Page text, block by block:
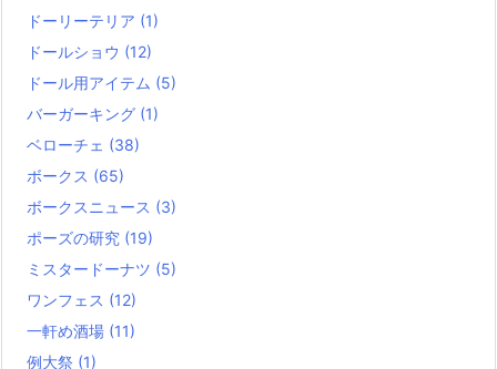
ドーリーテリア (1)
ドールショウ (12)
ドール用アイテム (5)
バーガーキング (1)
ベローチェ (38)
ボークス (65)
ボークスニュース (3)
ポーズの研究 (19)
ミスタードーナツ (5)
ワンフェス (12)
一軒め酒場 (11)
例大祭 (1)